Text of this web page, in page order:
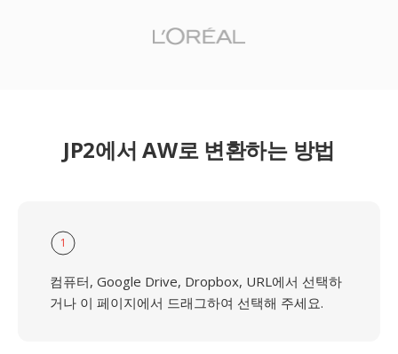
JP2에서 AW로 변환하는 방법
1
컴퓨터, Google Drive, Dropbox, URL에서 선택하
거나 이 페이지에서 드래그하여 선택해 주세요.